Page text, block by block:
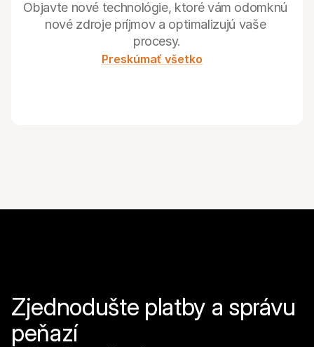
Objavte nové technológie, ktoré vám odomknú
nové zdroje príjmov a optimalizujú vaše
procesy.
Preskúmať všetko
Zjednodušte platby a správu
peňazí